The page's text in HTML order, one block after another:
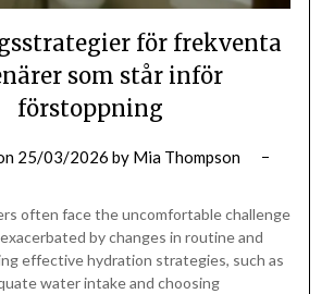
för frekventa
som står inför
förstoppning
25/03/2026 by Mia Thompson
often face the uncomfortable challenge
by changes in routine and
effective hydration strategies, such as
water intake and choosing